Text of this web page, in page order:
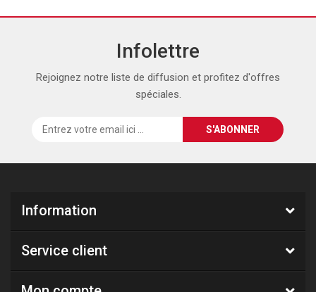
Infolettre
Rejoignez notre liste de diffusion et profitez d'offres
spéciales.
Information
Service client